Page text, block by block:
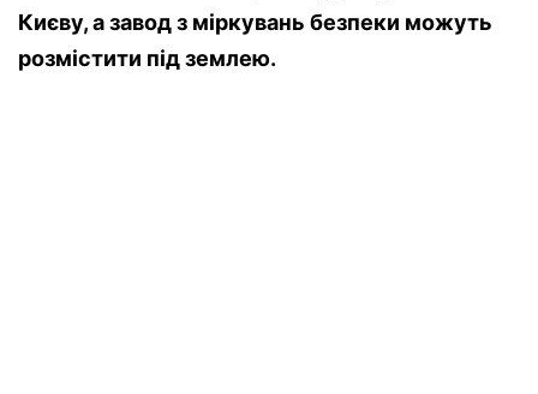
Києву, а завод з міркувань безпеки можуть
розмістити під землею.